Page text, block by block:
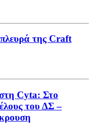
της Craft
Cyta: Στο
του ΔΣ –